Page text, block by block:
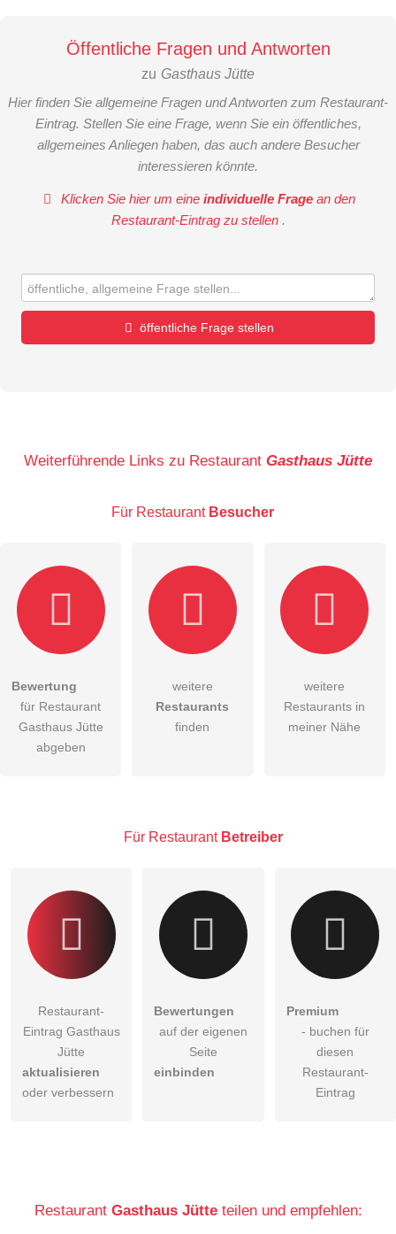
Öffentliche Fragen und Antworten
zu Gasthaus Jütte
Hier finden Sie allgemeine Fragen und Antworten zum Restaurant-
Eintrag. Stellen Sie eine Frage, wenn Sie ein öffentliches,
allgemeines Anliegen haben, das auch andere Besucher
interessieren könnte.
Klicken Sie hier um eineindividuelle Frage an den
Restaurant-Eintrag zu stellen .
öffentliche Frage stellen
E-Mail-Adresse (wird nicht veröffentlicht)
Hiermit akzeptiere ich dieAGB
DieDatenschutzerklärung habe ich zur Kenntnis genommen.
Besucher sichtbar.
Weiterführende Links zu Restaurant Gasthaus Jütte
Für Restaurant Besucher
Bewertung
für Restaurant
Gasthaus Jütte
abgeben
weitere
Restaurants
finden
weitere
Restaurants in
meiner Nähe
Für Restaurant Betreiber
Restaurant-
Eintrag Gasthaus
Jütte
aktualisieren
oder verbessern
Bewertungen
auf der eigenen
Seite
einbinden
Premium
- buchen für
diesen
Restaurant-
Eintrag
Restaurant Gasthaus Jütteteilen und empfehlen: